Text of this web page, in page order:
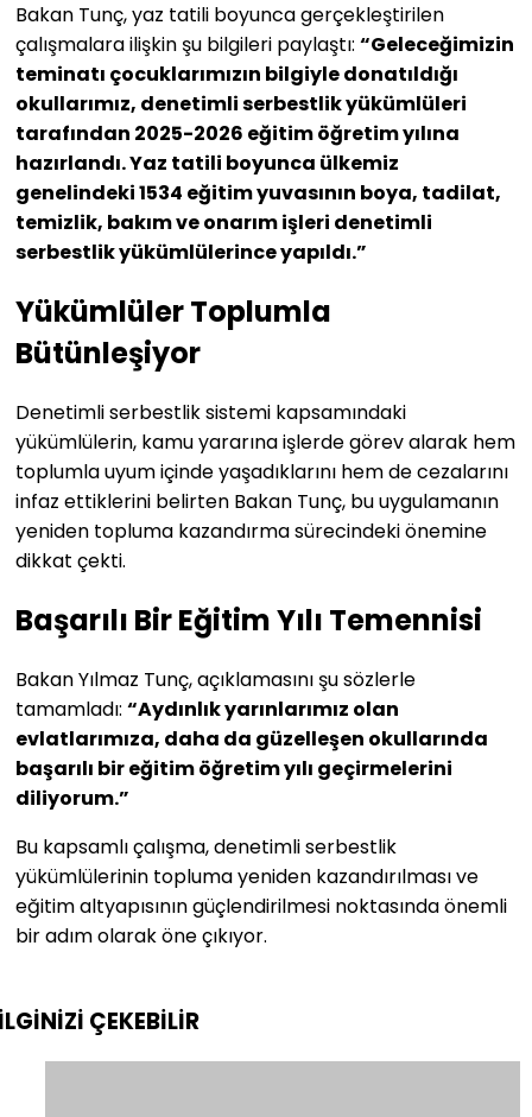
Bakan Tunç, yaz tatili boyunca gerçekleştirilen
çalışmalara ilişkin şu bilgileri paylaştı: “Geleceğimizin
teminatı çocuklarımızın bilgiyle donatıldığı
okullarımız, denetimli serbestlik yükümlüleri
tarafından 2025-2026 eğitim öğretim yılına
hazırlandı. Yaz tatili boyunca ülkemiz
genelindeki 1534 eğitim yuvasının boya, tadilat,
temizlik, bakım ve onarım işleri denetimli
serbestlik yükümlülerince yapıldı.”
Yükümlüler Toplumla
Bütünleşiyor
Denetimli serbestlik sistemi kapsamındaki
yükümlülerin, kamu yararına işlerde görev alarak hem
toplumla uyum içinde yaşadıklarını hem de cezalarını
infaz ettiklerini belirten Bakan Tunç, bu uygulamanın
yeniden topluma kazandırma sürecindeki önemine
dikkat çekti.
Başarılı Bir Eğitim Yılı Temennisi
Bakan Yılmaz Tunç, açıklamasını şu sözlerle
tamamladı: “Aydınlık yarınlarımız olan
evlatlarımıza, daha da güzelleşen okullarında
başarılı bir eğitim öğretim yılı geçirmelerini
diliyorum.”
Bu kapsamlı çalışma, denetimli serbestlik
yükümlülerinin topluma yeniden kazandırılması ve
eğitim altyapısının güçlendirilmesi noktasında önemli
bir adım olarak öne çıkıyor.
ÇEKEBİLİR